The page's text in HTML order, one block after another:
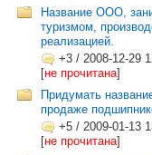
Название ООО,
туризмом,
реализацией.
+3 / 2008-12-29
[не прочитана]
Придумать
продаже
+5 / 2009-01-13
[не прочитана]